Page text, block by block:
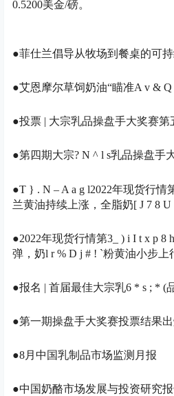
0.5200美金/磅。
●菲仕兰倡导从牧场到餐桌的可
●艾恩摩尔草饲奶油“瞄准A v & Q
●投票 | 大宗乳品操盘手大奖赛第
●第四期大宗? N ^ l s乳品操盘手
●T } . N – A a g l2022年现货行情
兰黄油持续上涨，全脂奶[ J 7 8 U
●2022年现货行情第3 _ ) i I t x p 8 h
弹，奶l r % D j # ! `粉黄油小步上
●报名 | 首届最佳大宗乳6 * s ; * (
●第一期操盘手大奖赛投票结果
●8月中国乳制品市场监测月报
●中国奶酪市场发展与投资研究